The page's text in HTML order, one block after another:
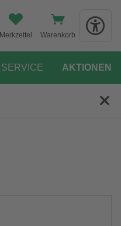
Merkzettel Warenkorb
SERVICE AKTIONEN